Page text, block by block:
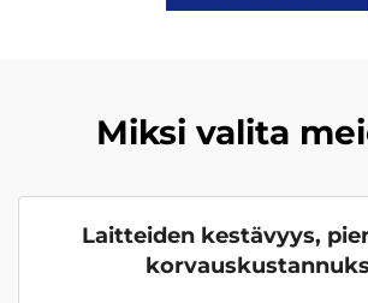
Miksi valita
Laitteiden kestävyys,